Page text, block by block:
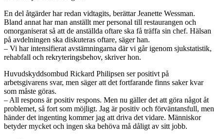
En del åtgärder har redan vidtagits, berättar Jeanette Wessman.
Bland annat har man anställt mer personal till restaurangen och
omorganiserat så att de anställda oftare ska få träffa sin chef. Hälsan
på avdelningen ska diskuteras oftare, säger han.
– Vi har intensifierat avstämningarna där vi går igenom sjukstatistik,
rehabfall och rekryteringsbehov, skriver hon.
Huvudskyddsombud Rickard Philipsen ser positivt på
arbetsgivarens svar, men säger att det fortfarande finns saker kvar
som måste göras.
– All respons är positiv respons. Men nu gäller det att göra något åt
problemet, så fort som möjligt. Jag är positiv och förväntansfull, men
händer det ingenting kommer jag att driva det vidare. Människor
betyder mycket och ingen ska behöva må dåligt av sitt jobb.